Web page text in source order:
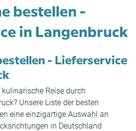
bestellen -
in Langenbruck
- Lieferservice
Reise durch
Unsere Liste der besten
eine einzigartige Auswahl an
in Deutschland